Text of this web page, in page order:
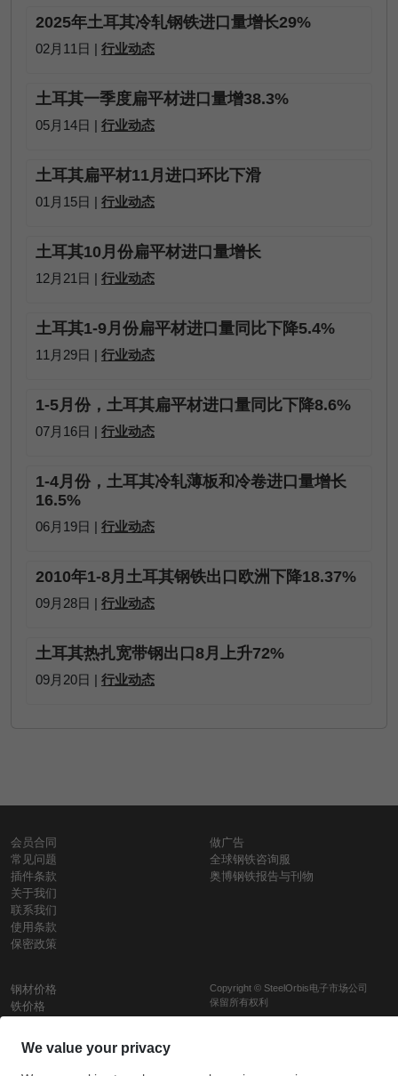
2025年土耳其冷轧钢铁进口量增长29%
02月11日 | 行业动态
土耳其一季度扁平材进口量增38.3%
05月14日 | 行业动态
土耳其扁平材11月进口环比下滑
01月15日 | 行业动态
土耳其10月份扁平材进口量增长
12月21日 | 行业动态
土耳其1-9月份扁平材进口量同比下降5.4%
11月29日 | 行业动态
1-5月份，土耳其扁平材进口量同比下降8.6%
07月16日 | 行业动态
1-4月份，土耳其冷轧薄板和冷卷进口量增长
16.5%
06月19日 | 行业动态
2010年1-8月土耳其钢铁出口欧洲下降18.37%
09月28日 | 行业动态
土耳其热扎宽带钢出口8月上升72%
09月20日 | 行业动态
会员合同
常见问题
插件条款
关于我们
联系我们
使用条款
保密政策
做广告
全球钢铁咨询服
奥博钢铁报告与刊物
钢材价格
铁价格
盘条价格
Copyright © SteelOrbis电子市场公司
保留所有权利